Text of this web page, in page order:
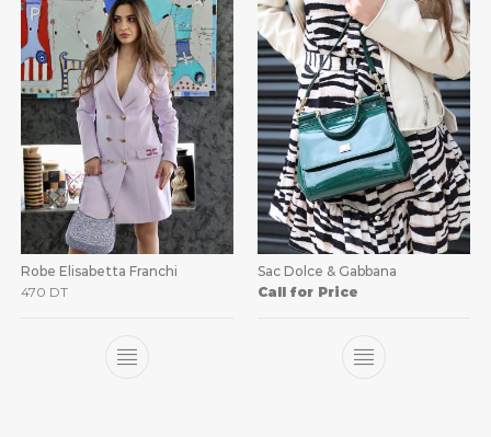
Robe Elisabetta Franchi
470 DT
Sac Dolce & Gabbana
Call for Price